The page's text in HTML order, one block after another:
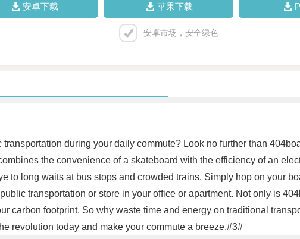
安卓下载 苹果下载
安卓市场，安全绿色
during your daily commute? Look no further than
the convenience of a skateboard with the efficiency of an
to long waits at bus stops and crowded trains. Simply hop on your
transportation or store in your office or apartment. Not only is
carbon footprint. So why waste time and energy on traditional
revolution today and make your commute a breeze.#3#